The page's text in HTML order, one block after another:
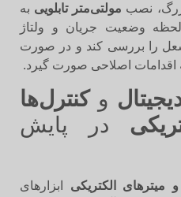
نصبمولتی‌متر تابلوییبه
وضعیت جریان و ولتاژ
را بررسی کند و در صورت
اقدامات اصلاحی صورت گیرد.
وکنترل‌ها
در پایش
الکتریکیابزارهای